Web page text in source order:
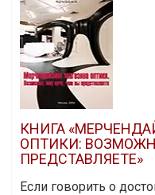
КНИГА
ОПТИКИ:
ПРЕДСТАВЛЯЕТЕ»
Если говорить о